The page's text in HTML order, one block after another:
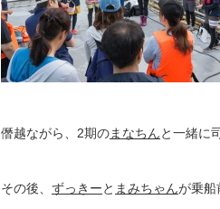
僭越ながら、2期のまなちんと一緒に
その後、 ずっきーと まみちゃんが乗船